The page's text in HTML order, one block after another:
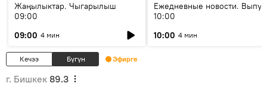
Жаңылыктар. Чыгарылыш
09:00
09:00 4 мин
Ежедневные новости.
10:00
10:00 4 мин
Кечээ Бүгүн Эфирге
г. Бишкек 89.3